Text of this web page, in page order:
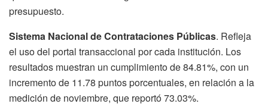
presupuesto.
Sistema Nacional de Contrataciones Públicas. Refleja
el uso del portal transaccional por cada institución. Los
resultados muestran un cumplimiento de 84.81%, con un
incremento de 11.78 puntos porcentuales, en relación a la
medición de noviembre, que reportó 73.03%.